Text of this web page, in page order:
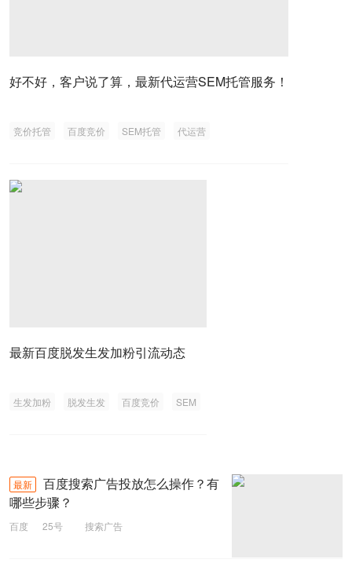
好不好，客户说了算，最新代运营SEM托管服务！
竞价托管 百度竞价 SEM托管 代运营
最新百度脱发生发加粉引流动态
生发加粉 脱发生发 百度竞价 SEM
最新
百度搜索广告投放怎么操作？有
哪些步骤？
百度 25号 搜索广告